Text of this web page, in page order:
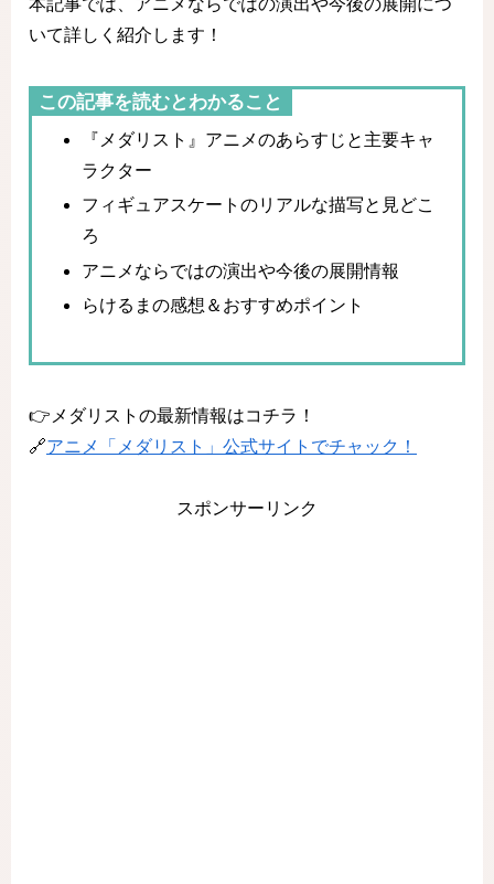
本記事では、アニメならではの演出や今後の展開につ
いて詳しく紹介します！
この記事を読むとわかること
『メダリスト』アニメのあらすじと主要キャ
ラクター
フィギュアスケートのリアルな描写と見どこ
ろ
アニメならではの演出や今後の展開情報
らけるまの感想＆おすすめポイント
👉メダリストの最新情報はコチラ！
🔗アニメ「メダリスト」公式サイトでチャック！
スポンサーリンク